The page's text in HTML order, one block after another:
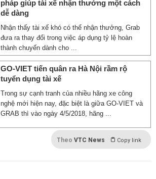
pháp giúp tài xế nhận thưởng một cách
dễ dàng
Nhận thấy tài xế khó có thể nhận thưởng, Grab
đưa ra thay đổi trong việc áp dụng tỷ lệ hoàn
thành chuyến dành cho ...
GO-VIET tiến quân ra Hà Nội rầm rộ
tuyển dụng tài xế
Trong sự cạnh tranh của nhiều hãng xe công
nghệ mới hiện nay, đặc biệt là giữa GO-VIET và
GRAB thì vào ngày 4/5/2018, hãng ...
Theo VTC News Copy link